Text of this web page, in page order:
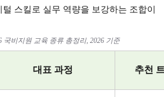
털 스킬로 실무 역량을 보강하는 조합이
국비지원 교육 종류 총정리, 2026 기준
대표 과정 추천